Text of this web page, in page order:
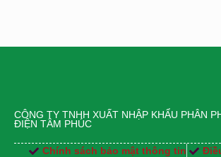
CÔNG TY TNHH XUẤT NHẬP KHẨU PHÂN
ĐIỆN TÂM PHÚC
Chính sách bảo mật thông tin